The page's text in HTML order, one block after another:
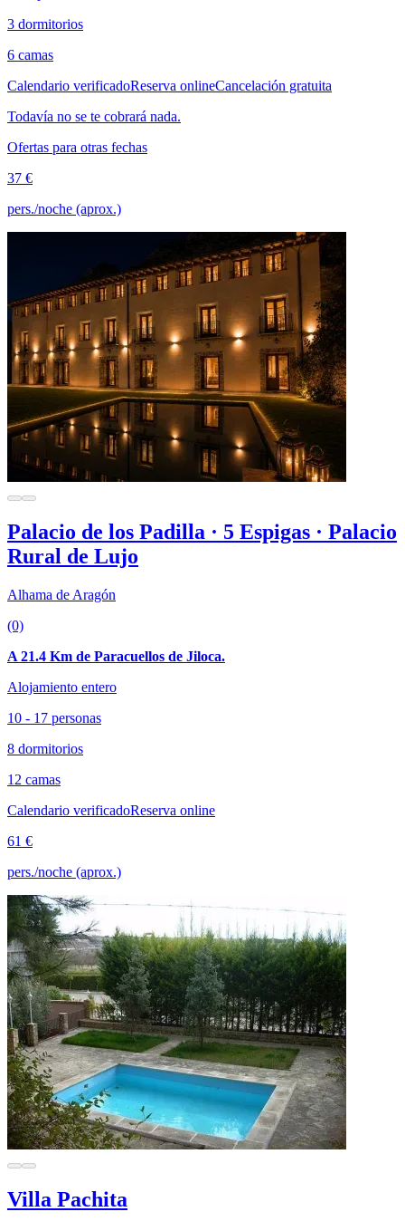
3 dormitorios
6 camas
Calendario verificadoReserva onlineCancelación gratuita
Todavía no se te cobrará nada.
Ofertas para otras fechas
37 €
pers./noche (aprox.)
Palacio de los Padilla · 5 Espigas · Palacio
Rural de Lujo
Alhama de Aragón
(0)
A 21.4 Km de Paracuellos de Jiloca.
Alojamiento entero
10 - 17 personas
8 dormitorios
12 camas
Calendario verificadoReserva online
61 €
pers./noche (aprox.)
Villa Pachita